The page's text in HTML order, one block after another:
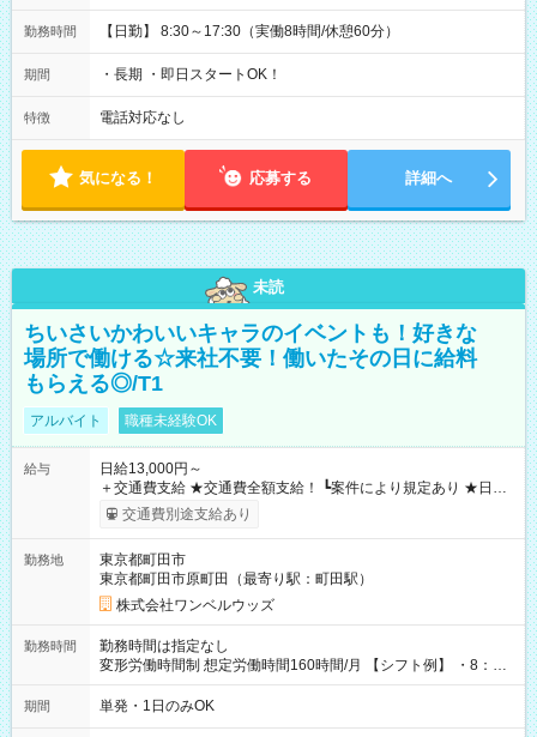
勤務時間 【日勤】 8:30～17:30（実働8時間/休憩60分）
期間 ・長期 ・即日スタートOK！
特徴 電話対応なし
気になる！ 応募する 詳細へ
未読
ちいさいかわいいキャラのイベントも！好きな
場所で働ける☆来社不要！働いたその日に給料
もらえる◎/T1
アルバイト 職種未経験OK
給与
日給13,000円～
＋交通費支給 ★交通費全額支給！ ┗案件により規定あり ★日払
いOK！（規定あり） ┗働いたその日に現金GET♪ お仕事後はコ
ンビニATMから 日払い分を引き落とせます！ 【試用期間】試
交通費別途支給あり
勤務地
東京都町田市
東京都町田市原町田（最寄り駅：町田駅）
株式会社ワンベルウッズ
勤務時間
勤務時間は指定なし
変形労働時間制 想定労働時間160時間/月 【シフト例】 ・8：00
～21：00
期間 単発・1日のみOK